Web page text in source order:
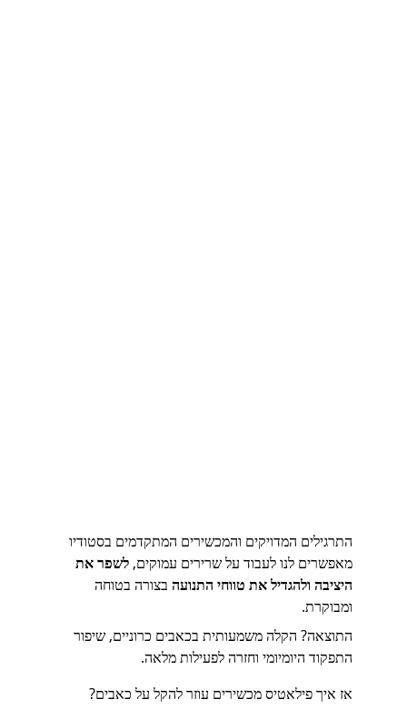
התרגילים המדויקים והמכשירים המתקדמים בסטודיו
מאפשרים לנו לעבוד על שרירים עמוקים, לשפר את
היציבה ולהגדיל את טווחי התנועה בצורה בטוחה
ומבוקרת.
התוצאה? הקלה משמעותית בכאבים כרוניים, שיפור
התפקוד היומיומי וחזרה לפעילות מלאה.
אז איך פילאטיס מכשירים עוזר להקל על כאבים?